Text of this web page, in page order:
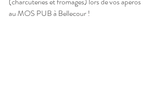
au MOS PUB à Bellecour !